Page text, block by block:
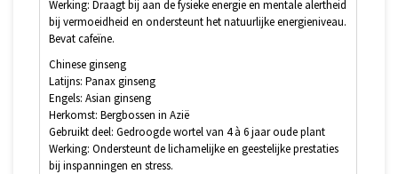
Werking: Draagt bij aan de fysieke energie en mentale alertheid
bij vermoeidheid en ondersteunt het natuurlijke energieniveau.
Bevat cafeïne.
Chinese ginseng
Latijns: Panax ginseng
Engels: Asian ginseng
Herkomst: Bergbossen in Azië
Gebruikt deel: Gedroogde wortel van 4 à 6 jaar oude plant
Werking: Ondersteunt de lichamelijke en geestelijke prestaties
bij inspanningen en stress.